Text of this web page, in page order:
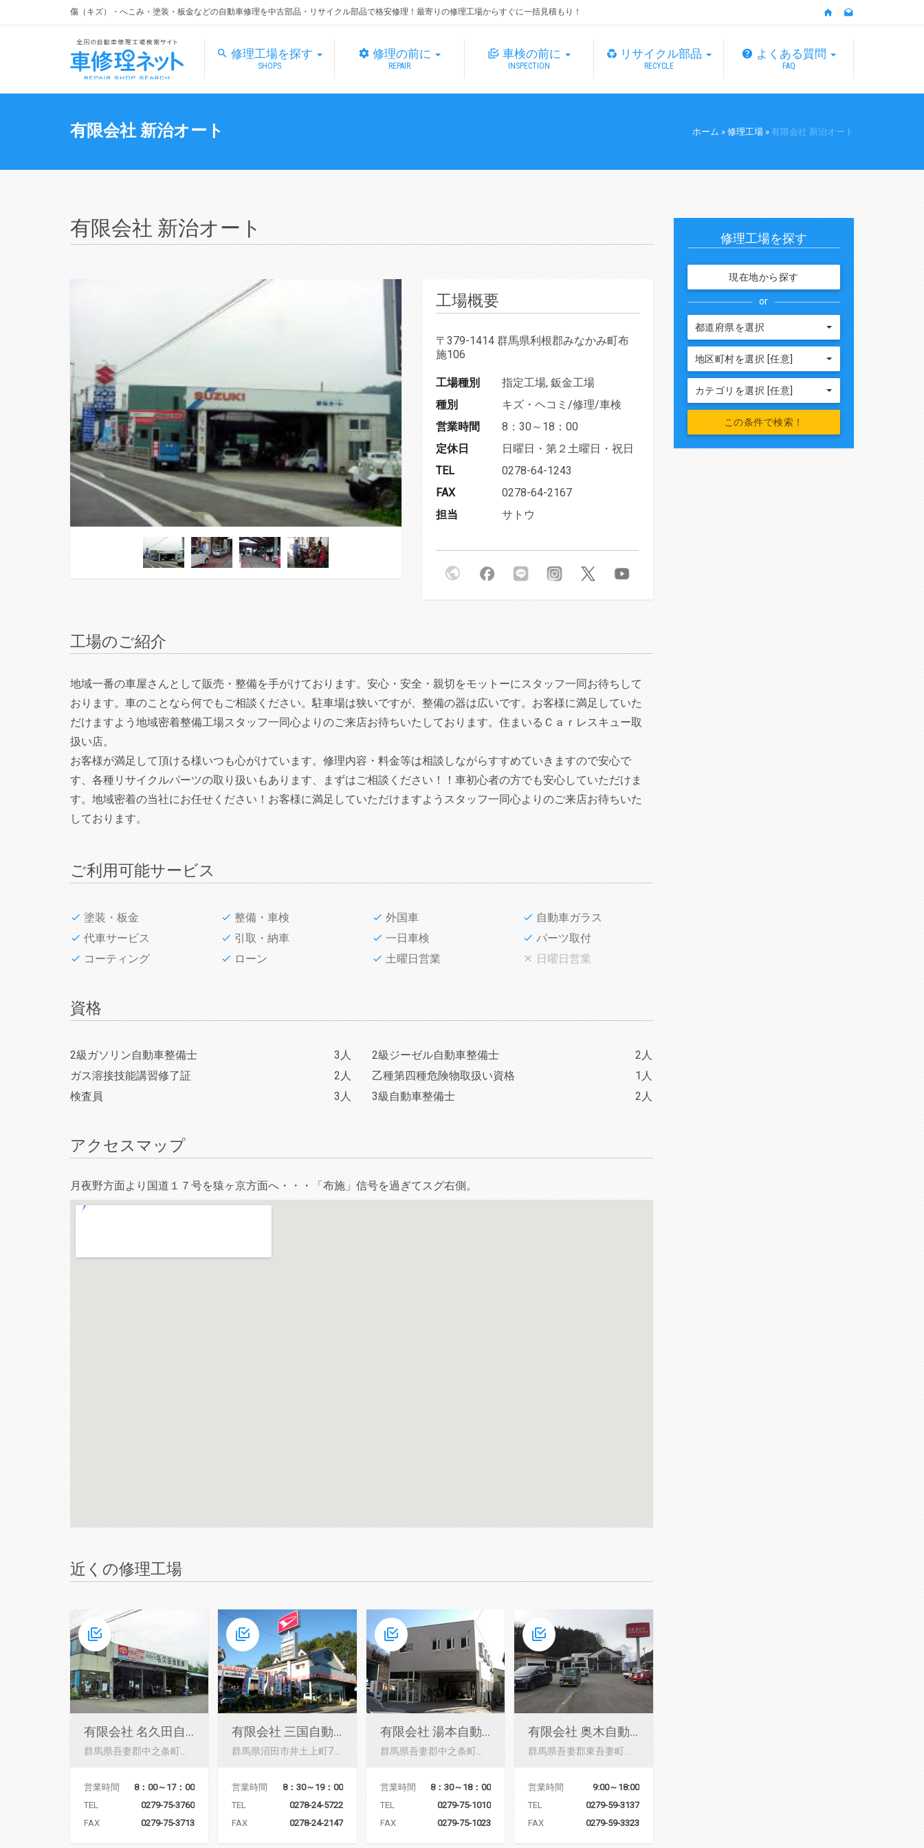
傷（キズ）・へこみ・塗装・板金などの自動車修理を中古部品・リサイクル部品で格安修理！最寄りの修理工場からすぐに一括見積もり！
修理工場を探す
SHOPS
修理の前に
REPAIR
車検の前に
INSPECTION
リサイクル部品
RECYCLE
よくある質問
FAQ
有限会社 新治オート ホーム » 修理工場 » 有限会社 新治オート
有限会社 新治オート
工場概要
〒379-1414 群馬県利根郡みなかみ町布
施106
工場種別
指定工場, 鈑金工場
種別
キズ・ヘコミ/修理/車検
営業時間
8：30～18：00
定休日
日曜日・第２土曜日・祝日
TEL
0278-64-1243
FAX
0278-64-2167
担当
サトウ
工場のご紹介
地域一番の車屋さんとして販売・整備を手がけております。安心・安全・親切をモットーにスタッフ一同お待ちして
おります。車のことなら何でもご相談ください。駐車場は狭いですが、整備の器は広いです。お客様に満足していた
だけますよう地域密着整備工場スタッフ一同心よりのご来店お待ちいたしております。住まいるＣａｒレスキュー取
扱い店。
お客様が満足して頂ける様いつも心がけています。修理内容・料金等は相談しながらすすめていきますので安心で
す、各種リサイクルパーツの取り扱いもあります、まずはご相談ください！！車初心者の方でも安心していただけま
す。地域密着の当社にお任せください！お客様に満足していただけますようスタッフ一同心よりのご来店お待ちいた
しております。
ご利用可能サービス
塗装・板金 整備・車検 外国車
自動車ガラス
代車サービス
引取・納車 一日車検
パーツ取付
コーティング
ローン 土曜日営業 日曜日営業
資格
2級ガソリン自動車整備士 3人 2級ジーゼル自動車整備士
2人
ガス溶接技能講習修了証
2人 乙種第四種危険物取扱い資格
1人
検査員
3人 3級自動車整備士 2人
アクセスマップ
月夜野方面より国道１７号を猿ヶ京方面へ・・・「布施」信号を過ぎてスグ右側。
近くの修理工場
有限会社 名久田自動車整備工場
営業時間
8：00～17：00
TEL
0279-75-3760
FAX
0279-75-3713
有限会社 三国自動車
群馬県沼田市井土上町745-1
営業時間
8：30～19：00
TEL
0278-24-5722
FAX
0278-24-2147
有限会社 湯本自動車サービス
群馬県吾妻郡中之条町市城107-3
営業時間
8：30～18：00
TEL
0279-75-1010
FAX
0279-75-1023
有限会社 奥木自動車
営業時間
9:00～18:00
TEL
0279-59-3137
FAX
0279-59-3323
修理工場を探す
現在地から探す
or
都道府県を選択
地区町村を選択 [任意]
カテゴリを選択 [任意]